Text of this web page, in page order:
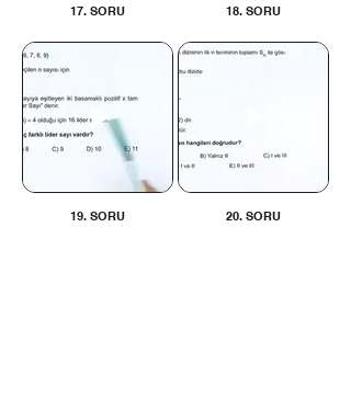
17. SORU 18. SORU
19. SORU 20. SORU